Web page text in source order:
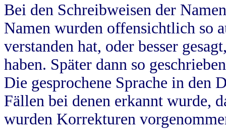
Bei den Schreibweisen der
Namen wurden offensichtlich so
verstanden hat, oder besser
haben. Später dann so
Die gesprochene Sprache in
Fällen bei denen erkannt wurde,
wurden Korrekturen